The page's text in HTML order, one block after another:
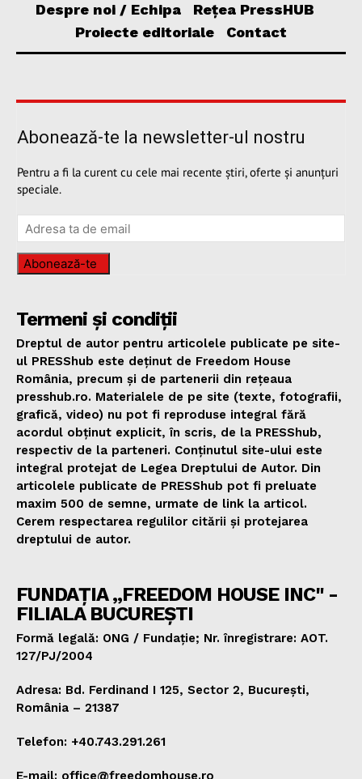
Despre noi / Echipa
Rețea PressHUB
Proiecte editoriale
Contact
Abonează-te la newsletter-ul nostru
Pentru a fi la curent cu cele mai recente știri, oferte și anunțuri
speciale.
Abonează-te
Termeni și condiții
Dreptul de autor pentru articolele publicate pe site-
ul PRESShub este deținut de Freedom House
România, precum și de partenerii din rețeaua
presshub.ro. Materialele de pe site (texte, fotografii,
grafică, video) nu pot fi reproduse integral fără
acordul obținut explicit, în scris, de la PRESShub,
respectiv de la parteneri. Conținutul site-ului este
integral protejat de Legea Dreptului de Autor. Din
articolele publicate de PRESShub pot fi preluate
maxim 500 de semne, urmate de link la articol.
Cerem respectarea regulilor citării și protejarea
dreptului de autor.
FUNDAȚIA „FREEDOM HOUSE INC" -
FILIALA BUCUREȘTI
Formă legală: ONG / Fundație; Nr. înregistrare: AOT.
127/PJ/2004
Adresa: Bd. Ferdinand I 125, Sector 2, București,
România – 21387
Telefon: +40.743.291.261
E-mail: office@freedomhouse.ro